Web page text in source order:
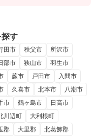
探す
田市 秩父市
所沢市
部市 狭山市
羽生市
蕨市 戸田市
入間市
久喜市 北本市
八潮市
市 鶴ヶ島市
日高市
川辺町
大利根町
郡 大里郡 北葛飾郡